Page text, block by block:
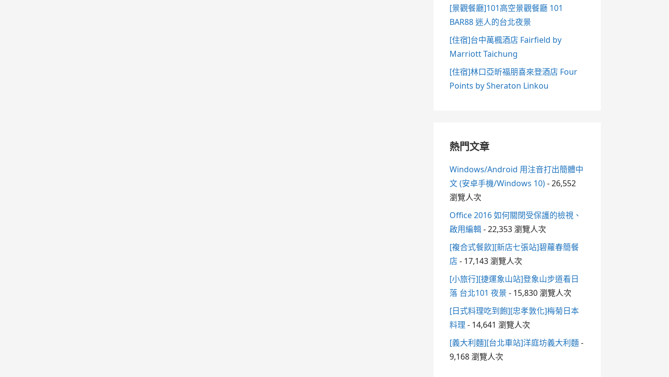
[景觀餐廳]101高空景觀餐廳 101
BAR88 迷人的台北夜景
[住宿]台中萬楓酒店 Fairfield by
Marriott Taichung
[住宿]林口亞昕福朋喜來登酒店 Four
Points by Sheraton Linkou
熱門文章
Windows/Android 用注音打出簡體中
文 (安卓手機/Windows 10)- 26,552
瀏覽人次
Office 2016 如何關閉受保護的檢視、
啟用編輯- 22,353 瀏覽人次
[複合式餐飲][新店七張站]碧蘿春簡餐
店- 17,143 瀏覽人次
[小旅行][捷運象山站]登象山步道看日
落 台北101 夜景 - 15,830 瀏覽人次
[日式料理吃到飽][忠孝敦化]梅菊日本
料理 - 14,641 瀏覽人次
[義大利麵][台北車站]洋庭坊義大利麵-
9,168 瀏覽人次